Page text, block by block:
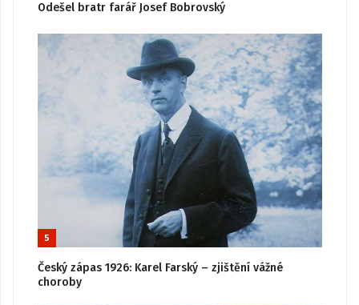
Odešel bratr farář Josef Bobrovský
5
Český zápas 1926: Karel Farský – zjištění vážné
choroby